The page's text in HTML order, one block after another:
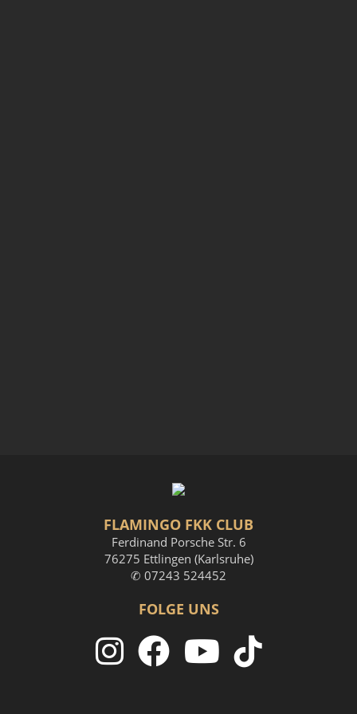
FLAMINGO FKK CLUB
Ferdinand Porsche Str. 6
76275 Ettlingen (Karlsruhe)
✆ 07243 524452
FOLGE UNS